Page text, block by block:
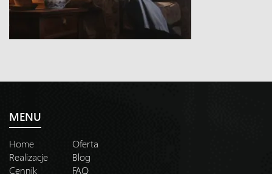
MENU
Home
Oferta
Realizacje
Blog
Cennik
FAQ